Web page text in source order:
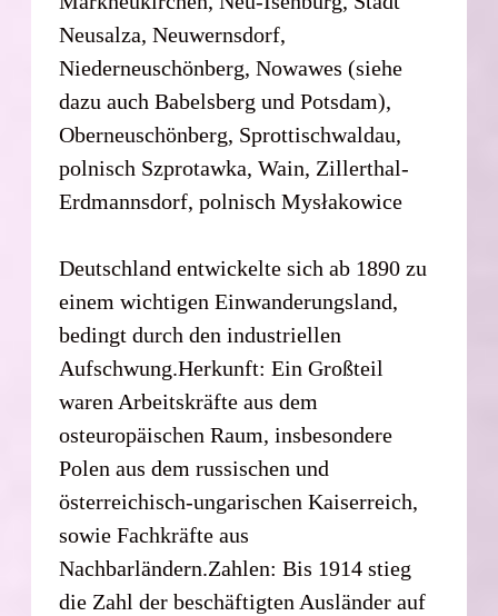
Neusalza, Neuwernsdorf,
Niederneuschönberg, Nowawes (siehe
dazu auch Babelsberg und Potsdam),
Oberneuschönberg, Sprottischwaldau,
polnisch Szprotawka, Wain, Zillerthal-
Erdmannsdorf, polnisch Mysłakowice
Deutschland entwickelte sich ab 1890 zu
einem wichtigen Einwanderungsland,
bedingt durch den industriellen
Aufschwung.Herkunft: Ein Großteil
waren Arbeitskräfte aus dem
osteuropäischen Raum, insbesondere
Polen aus dem russischen und
österreichisch-ungarischen Kaiserreich,
sowie Fachkräfte aus
Nachbarländern.Zahlen: Bis 1914 stieg
die Zahl der beschäftigten Ausländer auf